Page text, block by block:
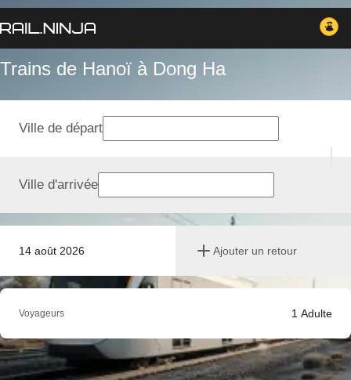
Trains de Hanoï à Dong Ha
14 août 2026 Ajouter un retour
Ville de départ
Ville d'arrivée
Voyageurs 1 Adulte